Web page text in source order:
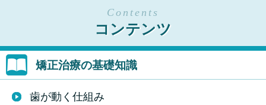
コンテンツ
矯正治療の基礎知識
歯が動く仕組み